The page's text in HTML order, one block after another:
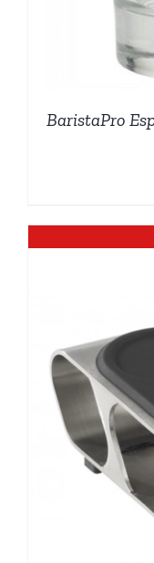
BaristaPro